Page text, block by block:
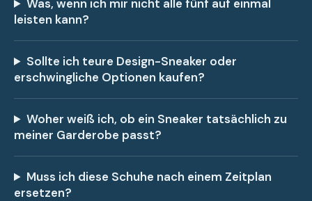
Was, wenn ich mir nicht alle fünf auf einmal
leisten kann?
Sollte ich teure Design-Sneaker oder
erschwingliche Optionen kaufen?
Woher weiß ich, ob ein Sneaker tatsächlich zu
meiner Garderobe passt?
Muss ich diese Schuhe nach einem Zeitplan
ersetzen?